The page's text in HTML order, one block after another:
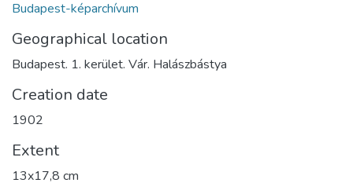
Budapest-képarchívum
Geographical location
Budapest. 1. kerület. Vár. Halászbástya
Creation date
1902
Extent
13x17,8 cm